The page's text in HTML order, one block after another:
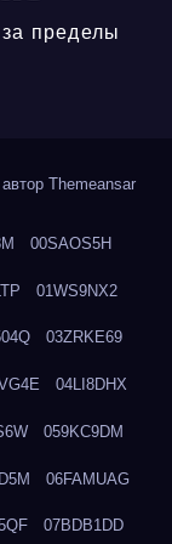
пределы
Themeansar
00SAOS5H
01WS9NX2
03ZRKE69
04LI8DHX
059KC9DM
06FAMUAG
07BDB1DD